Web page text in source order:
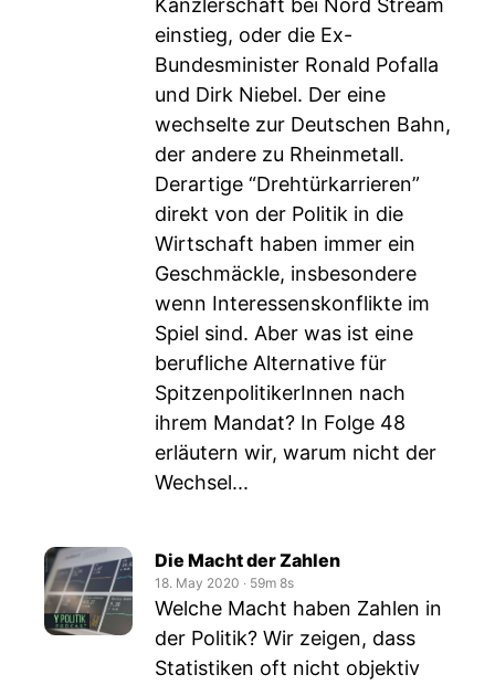
Kanzlerschaft bei Nord Stream
einstieg, oder die Ex-
Bundesminister Ronald Pofalla
und Dirk Niebel. Der eine
wechselte zur Deutschen Bahn,
der andere zu Rheinmetall.
Derartige “Drehtürkarrieren”
direkt von der Politik in die
Wirtschaft haben immer ein
Geschmäckle, insbesondere
wenn Interessenskonflikte im
Spiel sind. Aber was ist eine
berufliche Alternative für
SpitzenpolitikerInnen nach
ihrem Mandat? In Folge 48
erläutern wir, warum nicht der
Wechsel...
Die Macht der Zahlen
18. May 2020 ‧ 59m 8s
Welche Macht haben Zahlen in
der Politik? Wir zeigen, dass
Statistiken oft nicht objektiv